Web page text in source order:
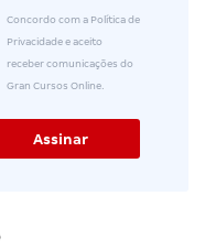
Concordo com a Política de
Privacidade e aceito
receber comunicações do
Gran Cursos Online.